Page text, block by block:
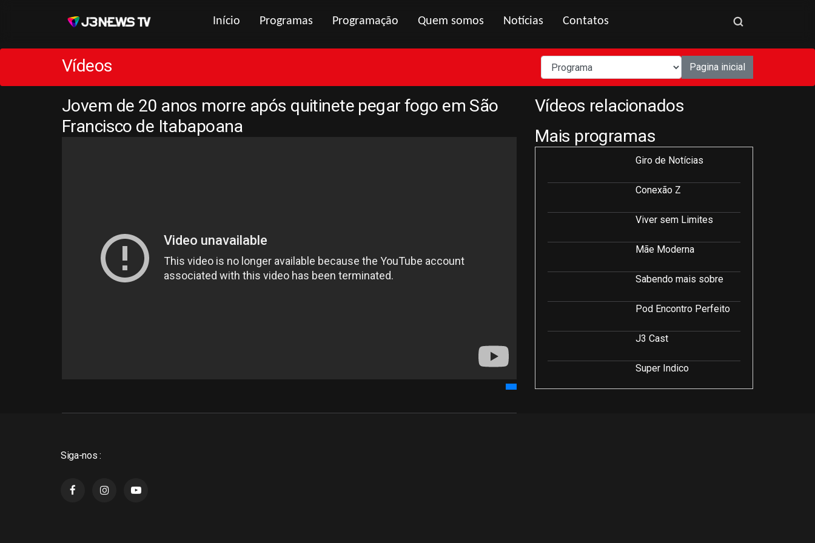
Início Programas Programação Quem somos Notícias Contatos
Vídeos Pagina inicial
Jovem de 20 anos morre após quitinete pegar fogo em São
Francisco de Itabapoana
Vídeos relacionados
Mais programas
Giro de Notícias
Conexão Z
Viver sem Limites
Mãe Moderna
Sabendo mais sobre
Pod Encontro Perfeito
J3 Cast
Super Indico
Siga-nos :